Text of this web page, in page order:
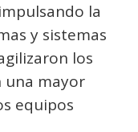
la
y sistemas
los
mayor
equipos